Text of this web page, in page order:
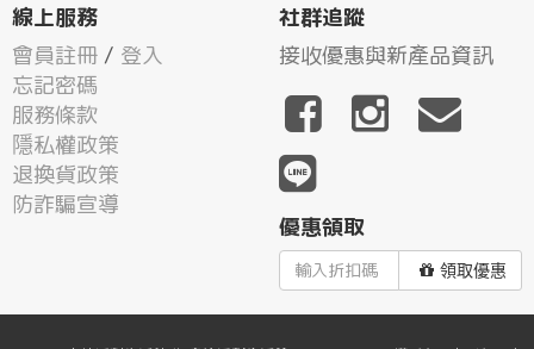
線上服務
會員註冊 / 登入
忘記密碼
服務條款
隱私權政策
退換貨政策
防詐騙宣導
社群追蹤
接收優惠與新產品資訊
優惠領取
領取優惠